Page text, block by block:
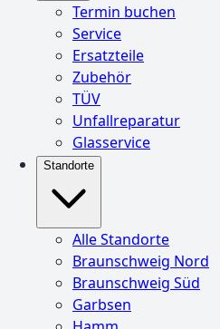
Termin buchen
Service
Ersatzteile
Zubehör
TÜV
Unfallreparatur
Glasservice
Standorte
Alle Standorte
Braunschweig Nord
Braunschweig Süd
Garbsen